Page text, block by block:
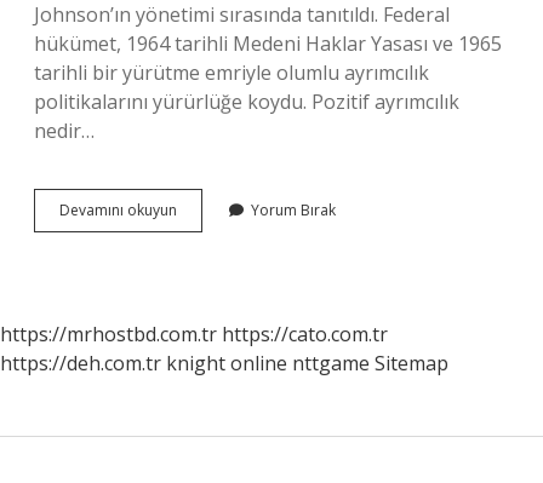
Johnson’ın yönetimi sırasında tanıtıldı. Federal
hükümet, 1964 tarihli Medeni Haklar Yasası ve 1965
tarihli bir yürütme emriyle olumlu ayrımcılık
politikalarını yürürlüğe koydu. Pozitif ayrımcılık
nedir…
Devamını okuyun
Ayrımcılık
Ayrımcılığa
Karşı
Yorum Bırak
https://mrhostbd.com.tr https://cato.com.tr
https://deh.com.tr knight online nttgame Sitemap